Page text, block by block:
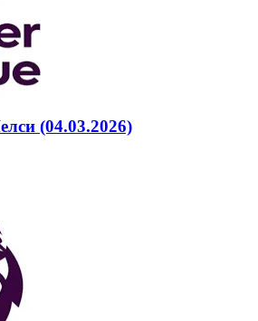
(04.03.2026)